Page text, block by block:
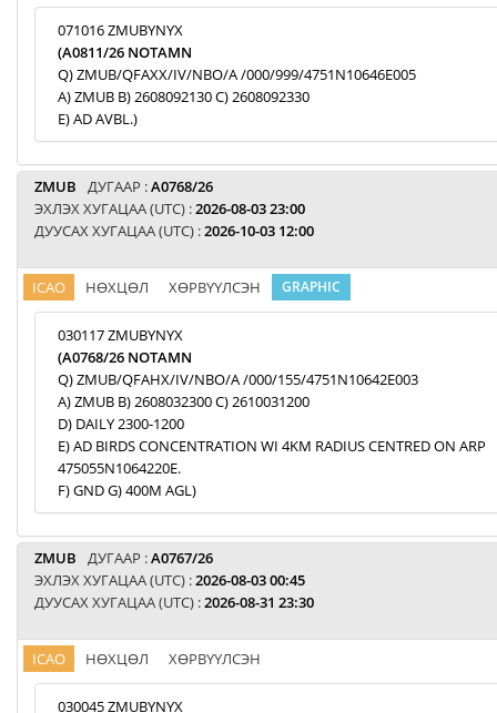
071016 ZMUBYNYX
(A0811/26 NOTAMN
Q) ZMUB/QFAXX/IV/NBO/A /000/999/4751N10646E005
A) ZMUB B) 2608092130 C) 2608092330
E) AD AVBL.)
ZMUB ДУГААР :A0768/26
ЭХЛЭХ ХУГАЦАА (UTC) :2026-08-03 23:00
ДУУСАХ ХУГАЦАА (UTC) :2026-10-03 12:00
ICAO НӨХЦӨЛ ХӨРВҮҮЛСЭН GRAPHIC
030117 ZMUBYNYX
(A0768/26 NOTAMN
Q) ZMUB/QFAHX/IV/NBO/A /000/155/4751N10642E003
A) ZMUB B) 2608032300 C) 2610031200
D) DAILY 2300-1200
E) AD BIRDS CONCENTRATION WI 4KM RADIUS CENTRED ON ARP
475055N1064220E.
F) GND G) 400M AGL)
ZMUB ДУГААР :A0767/26
ЭХЛЭХ ХУГАЦАА (UTC) :2026-08-03 00:45
ДУУСАХ ХУГАЦАА (UTC) :2026-08-31 23:30
ICAO НӨХЦӨЛ ХӨРВҮҮЛСЭН
030045 ZMUBYNYX